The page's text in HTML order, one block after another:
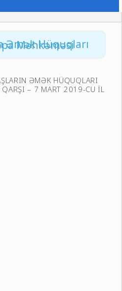
Liqası Avropa Məhkəməsi
ƏMƏK HÜQUQLARI
– 7 MART 2019-CU İL